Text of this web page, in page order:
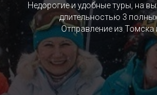
Недорогие и удобные туры, на
длительностью 3
Отправление из Томска